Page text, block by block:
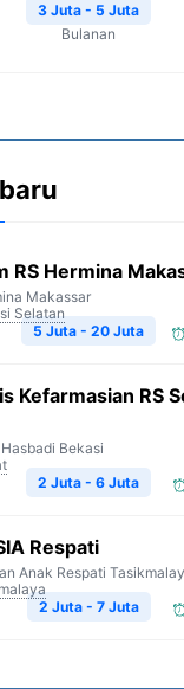
3 Juta - 5 Juta
Bulanan
RS Hermina
Makassar
Selatan
5 Juta - 20 Juta
Kefarmasian RS
Bekasi
2 Juta - 6 Juta
Respati
Anak Respati
2 Juta - 7 Juta